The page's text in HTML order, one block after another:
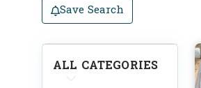
Save Search
ALL CATEGORIES